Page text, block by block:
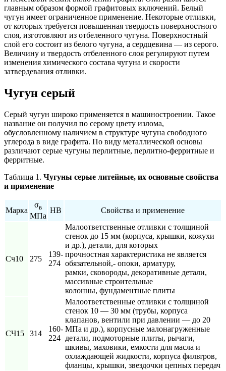
главным образом формой графитовых включений. Белый
чугун имеет ограниченное применение. Некоторые отливки,
от которых требуется повышенная твердость поверхностного
слоя, изготовляют из отбеленного чугуна. Поверхностный
слой его состоит из белого чугуна, а сердцевина — из серого.
Величину и твердость отбеленного слоя регулируют путем
изменения химического состава чугуна и скорости
затвердевания отливки.
Чугун серый
Серый чугун широко применяется в машиностроении. Такое
название он получил по серому цвету излома,
обусловленному наличием в структуре чугуна свободного
углерода в виде графита. По виду металлической основы
различают серые чугуны перлитные, перлитно-ферритные и
ферритные.
Таблица 1. Чугуны серые литейные, их основные свойства
и применение
Марка
σв
МПа
НВ Свойства и применение
Сч10 275
139-
274
Малоответственные отливки с толщиной
стенок до 15 мм (корпуса, крышки, кожухи
и др.), детали, для которых
прочностная характеристика не является
обязательной,- опоки, арматуру,
рамки, сковороды, декоративные детали,
массивные строительные
колонны, фундаментные плиты
СЧ15 314
160-
224
Малоответственные отливки с толщиной
стенок 10 — 30 мм (трубы, корпуса
клапанов, вентили при давлении — до 20
МПа и др.), корпусные малонагруженные
детали, подмоторные плиты, рычаги,
шкивы, маховики, емкости для масла и
охлаждающей жидкости, корпуса фильтров,
фланцы, крышки, звездочки цепных передач